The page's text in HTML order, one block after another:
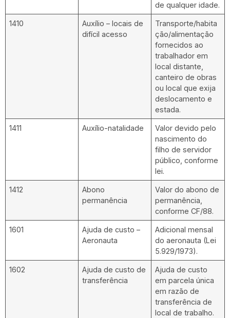
de qualquer idade.
1410
Auxílio – locais de
difícil acesso
Transporte/habita
ção/alimentação
fornecidos ao
trabalhador em
local distante,
canteiro de obras
ou local que exija
deslocamento e
estada.
1411 Auxílio-natalidade
Valor devido pelo
nascimento do
filho de servidor
público, conforme
lei.
1412
Abono
permanência
Valor do abono de
permanência,
conforme CF/88.
1601
Ajuda de custo –
Aeronauta
Adicional mensal
do aeronauta (Lei
5.929/1973).
1602
Ajuda de custo de
transferência
Ajuda de custo
em parcela única
em razão de
transferência de
local de trabalho.